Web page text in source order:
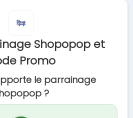
Shopopop et
Promo
le parrainage
?